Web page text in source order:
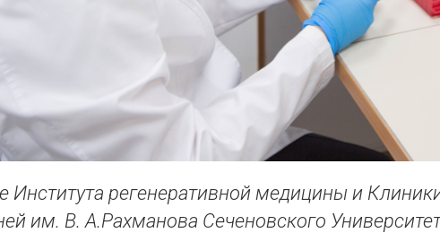
Института регенеративной медицины и
им. В. А.Рахманова Сеченовского